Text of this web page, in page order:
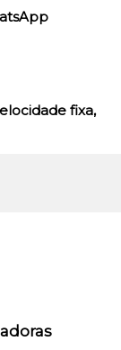
fixa,